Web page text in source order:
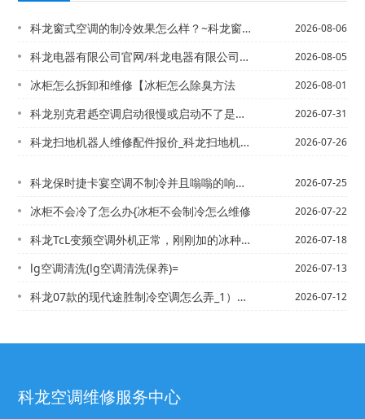
科龙窗式空调的制冷效果怎么样？~科龙窗式空调效果怎么样 窗式空调品牌有哪些 2026-08-06
科龙电器有限公司官网/科龙电器有限公司官网首页师傅发布 2026-08-05
冰柜怎么拆卸和维修【冰柜怎么除臭方法 2026-08-01
科龙别克君赿空调启动很慢或启动不了是什么情况/科龙别克君威，开空调走怠速的时候不... 2026-07-31
科龙扫地机器人维修配件报价_科龙扫地机器人维修配件报价明细最新的报价 2026-07-26
科龙保时捷卡宴空调不制冷并且嗡嗡的响机器还很热是什么原因_2,科龙保时捷卡宴为什... 2026-07-25
冰柜不会冷了怎么办{冰柜不会制冷怎么维修 2026-07-22
科龙TcL变频空调外机正常，刚刚加的冰种，内机却没有冷气发出，显示P9是什么故障... 2026-07-18
lg空调清洗(lg空调清洗保养)= 2026-07-13
科龙07款的现代途胜制冷空调怎么弄_1）科龙07款丰田锐志空调不怎么冷是什么原因... 2026-07-12
科龙空调维修服务中心